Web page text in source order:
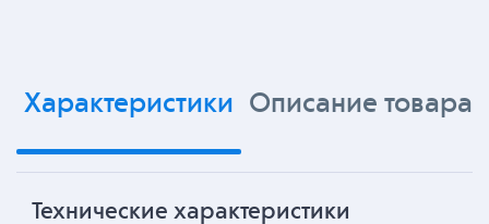
Характеристики Описание товара
Технические характеристики